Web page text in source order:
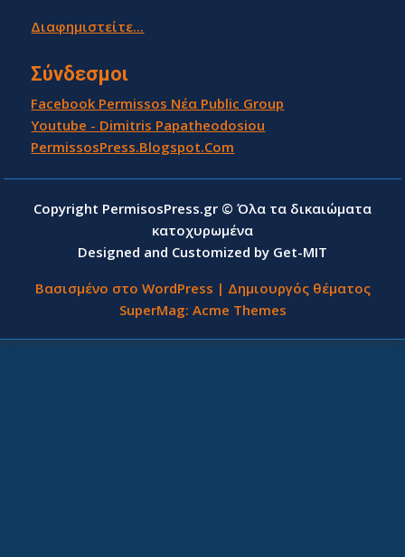
Διαφημιστείτε...
Σύνδεσμοι
Facebook Permissos Νέα Public Group
Youtube - Dimitris Papatheodosiou
PermissosPress.Blogspot.Com
Copyright PermisosPress.gr © Όλα τα δικαιώματα
κατοχυρωμένα
Designed and Customized by Get-MIT
Βασισμένο στο WordPress | Δημιουργός θέματος
SuperMag: Acme Themes